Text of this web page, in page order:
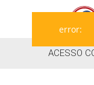
ACESSO
error: